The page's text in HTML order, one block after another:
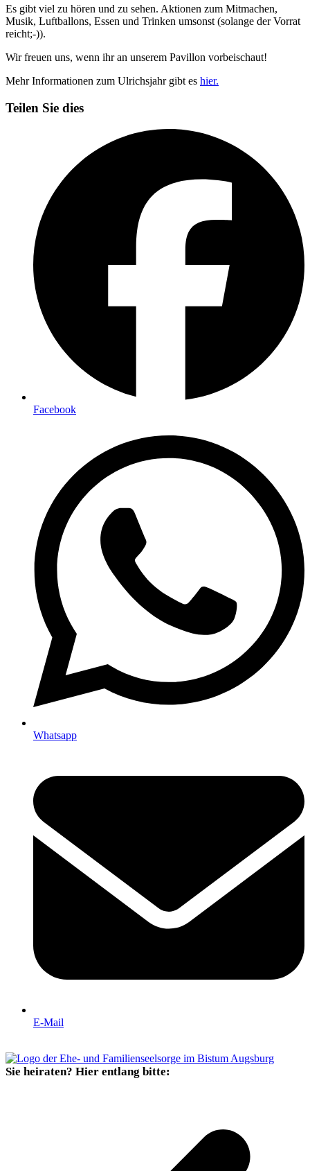
Es gibt viel zu hören und zu sehen. Aktionen zum Mitmachen,
Musik, Luftballons, Essen und Trinken umsonst (solange der Vorrat
reicht;-)).
Wir freuen uns, wenn ihr an unserem Pavillon vorbeischaut!
Mehr Informationen zum Ulrichsjahr gibt es hier.
Teilen Sie dies
Facebook
Whatsapp
E-Mail
Sie heiraten? Hier entlang bitte: